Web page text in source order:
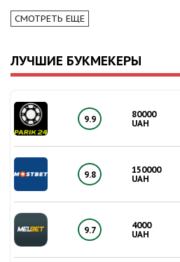
СМОТРЕТЬ ЕЩЕ
ЛУЧШИЕ БУКМЕКЕРЫ
9.9
80000
UAH
9.8
150000
UAH
9.7
4000
UAH